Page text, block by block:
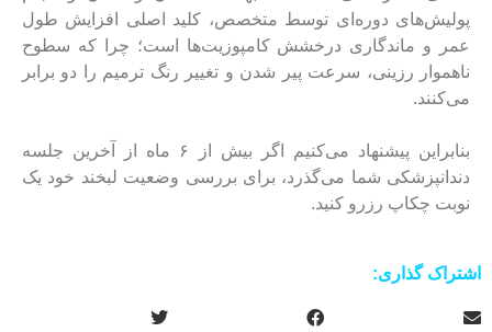
اشتراک گذاری:
پولیش‌های دوره‌ای توسط متخصص، کلید اصلی افزایش طول
عمر و ماندگاری درخشش کامپوزیت‌ها است؛ چرا که سطوح
ناهموار رزینی، سرعت پیر شدن و تغییر رنگ ترمیم را دو برابر
می‌کنند.
بنابراین پیشنهاد می‌کنیم اگر بیش از ۶ ماه از آخرین جلسه
دندانپزشکی شما می‌گذرد، برای بررسی وضعیت لبخند خود یک
نوبت چکاپ رزرو کنید.